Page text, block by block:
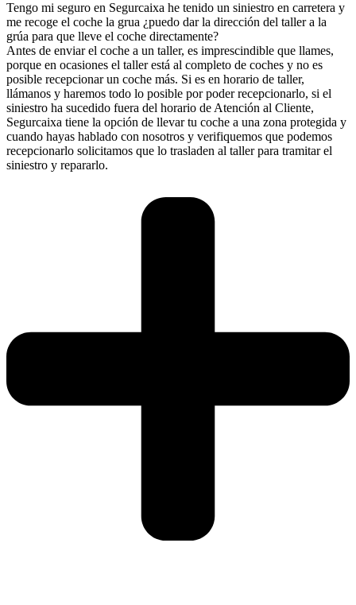
Tengo mi seguro en Segurcaixa he tenido un siniestro en carretera y
me recoge el coche la grua ¿puedo dar la dirección del taller a la
grúa para que lleve el coche directamente?
Antes de enviar el coche a un taller, es imprescindible que llames,
porque en ocasiones el taller está al completo de coches y no es
posible recepcionar un coche más. Si es en horario de taller,
llámanos y haremos todo lo posible por poder recepcionarlo, si el
siniestro ha sucedido fuera del horario de Atención al Cliente,
Segurcaixa tiene la opción de llevar tu coche a una zona protegida y
cuando hayas hablado con nosotros y verifiquemos que podemos
recepcionarlo solicitamos que lo trasladen al taller para tramitar el
siniestro y repararlo.